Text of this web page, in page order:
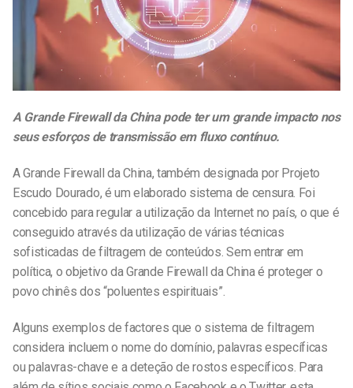
A Grande Firewall da China pode ter um grande impacto nos
seus esforços de transmissão em fluxo contínuo.
A Grande Firewall da China, também designada por Projeto
Escudo Dourado, é um elaborado sistema de censura. Foi
concebido para regular a utilização da Internet no país, o que é
conseguido através da utilização de várias técnicas
sofisticadas de filtragem de conteúdos. Sem entrar em
política, o objetivo da Grande Firewall da China é proteger o
povo chinês dos “poluentes espirituais”.
Alguns exemplos de factores que o sistema de filtragem
considera incluem o nome do domínio, palavras específicas
ou palavras-chave e a deteção de rostos específicos. Para